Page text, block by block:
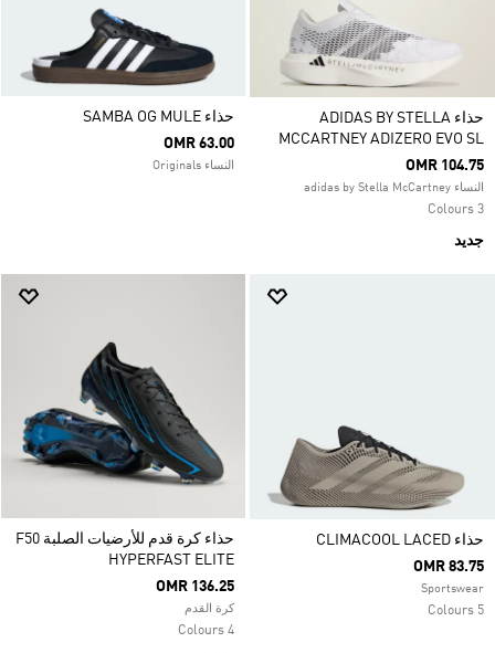
حذاء ADIDAS BY STELLA
MCCARTNEY ADIZERO EVO SL
OMR 104.75
النساء adidas by Stella McCartney
3 Colours
جديد
حذاء SAMBA OG MULE
OMR 63.00
النساء Originals
حذاء CLIMACOOL LACED
OMR 83.75
Sportswear
5 Colours
حذاء كرة قدم للأرضيات الصلبة F50
HYPERFAST ELITE
OMR 136.25
كرة القدم
4 Colours